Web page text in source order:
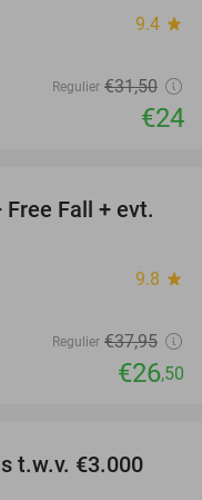
9.4 star
Regulier €31,50
€24
30%
Fall + evt.
9.8 star
Regulier €37,95
€26,50
t.w.v. €3.000